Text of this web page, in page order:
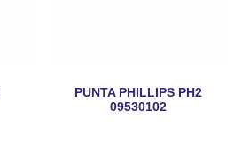
PUNTA PHILLIPS PH2
09530102